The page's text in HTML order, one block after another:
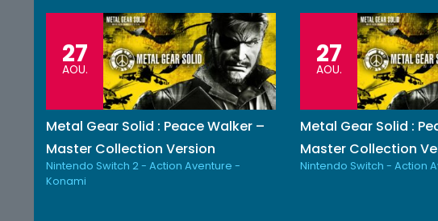
27
AOU.
Metal Gear Solid : Peace Walker –
Master Collection Version
Nintendo Switch 2 - Action Aventure -
Konami
27
AOU.
Metal Gear Solid :
Master Collection
Nintendo Switch - Action